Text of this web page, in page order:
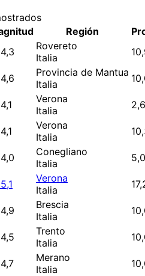
Región
Rovereto
Italia
Provincia de Mantua
Italia
Verona
Italia
Verona
Italia
Conegliano
Italia
Verona
Italia
Brescia
Italia
Trento
Italia
Merano
Italia